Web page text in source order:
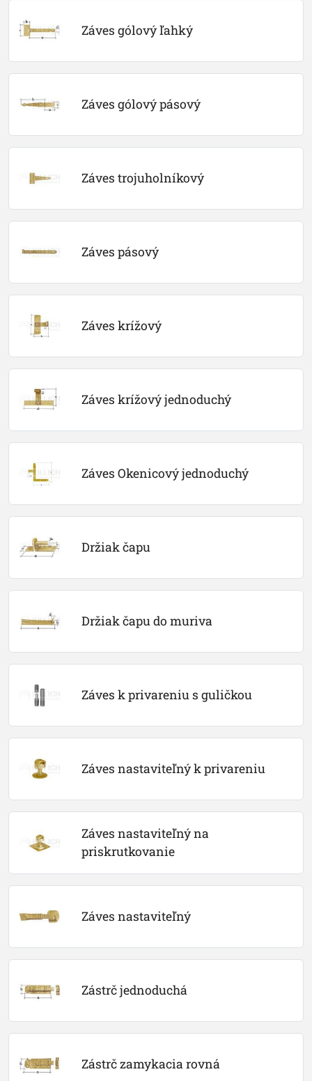
Záves gólový ľahký
Záves gólový pásový
Záves trojuholníkový
Záves pásový
Záves krížový
Záves krížový jednoduchý
Záves Okenicový jednoduchý
Držiak čapu
Držiak čapu do muriva
Záves k privareniu s guličkou
Záves nastaviteľný k privareniu
Záves nastaviteľný na
priskrutkovanie
Záves nastaviteľný
Zástrč jednoduchá
Zástrč zamykacia rovná